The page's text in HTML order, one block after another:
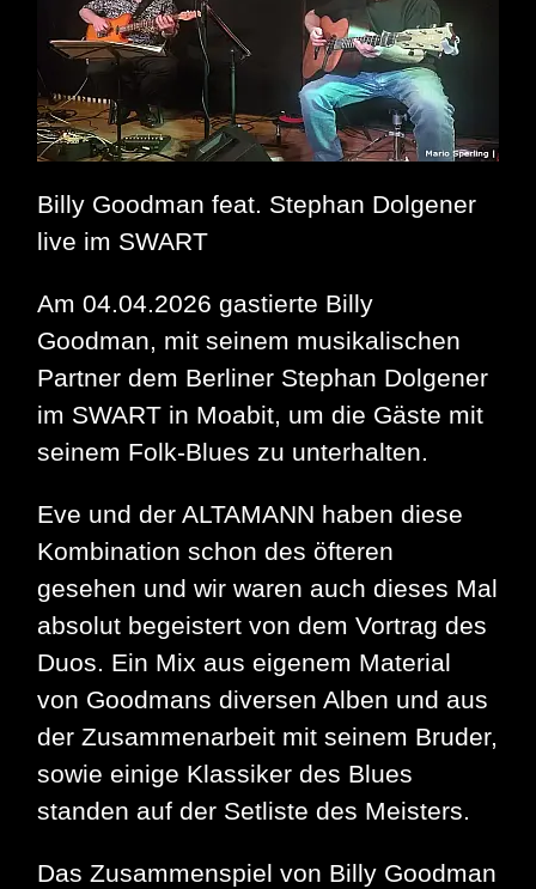
Billy Goodman feat. Stephan Dolgener
live im SWART
Am 04.04.2026 gastierte Billy
Goodman, mit seinem musikalischen
Partner dem Berliner Stephan Dolgener
im SWART in Moabit, um die Gäste mit
seinem Folk-Blues zu unterhalten.
Eve und der ALTAMANN haben diese
Kombination schon des öfteren
gesehen und wir waren auch dieses Mal
absolut begeistert von dem Vortrag des
Duos. Ein Mix aus eigenem Material
von Goodmans diversen Alben und aus
der Zusammenarbeit mit seinem Bruder,
sowie einige Klassiker des Blues
standen auf der Setliste des Meisters.
Das Zusammenspiel von Billy Goodman